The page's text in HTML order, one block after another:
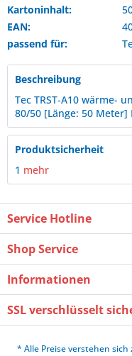
Kartoninhalt:
EAN:
passend für:
Beschreibung
Tec TRST-A10 wärme-
80/50 [Länge: 50
Produktsicherheit
1 mehr
Service Hotline
Shop Service
Informationen
SSL verschlüsselt
* Alle Preise verstehen